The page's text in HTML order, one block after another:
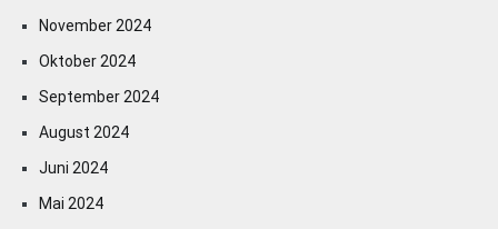
November 2024
Oktober 2024
September 2024
August 2024
Juni 2024
Mai 2024